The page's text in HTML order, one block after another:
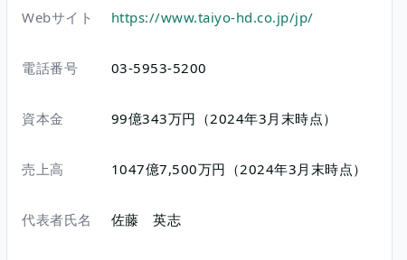
Webサイト https://www.taiyo-hd.co.jp/jp/
電話番号 03-5953-5200
資本金 99億343万円（2024年3月末時点）
売上高 1047億7,500万円（2024年3月末時点）
代表者氏名 佐藤 英志